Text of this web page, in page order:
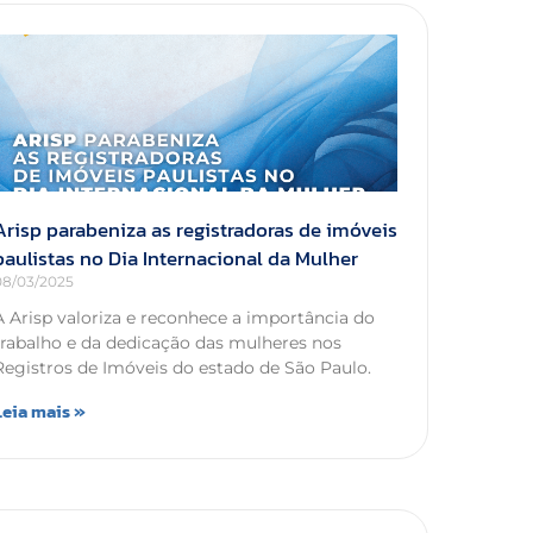
parabeniza as registradoras de imóveis
no Dia Internacional da Mulher
03/2025
Arisp valoriza e reconhece a importância do
e da dedicação das mulheres nos
de Imóveis do estado de São Paulo.
mais »